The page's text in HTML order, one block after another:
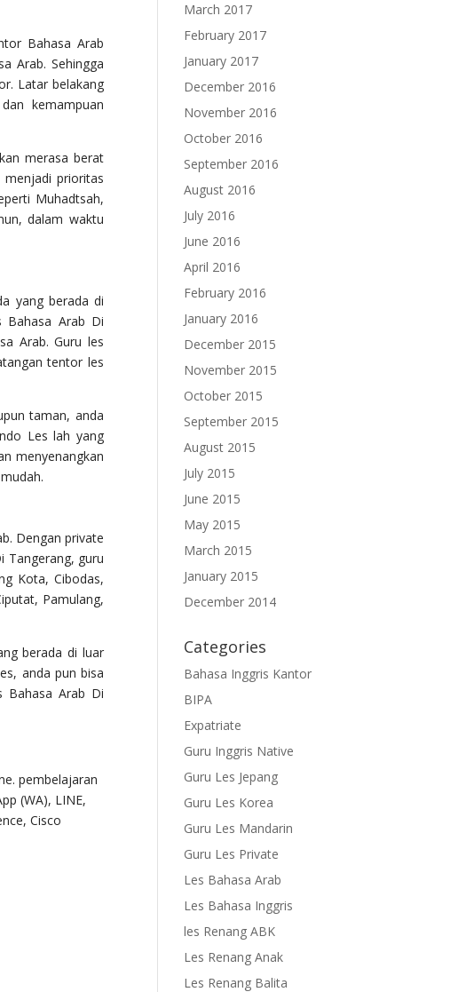
Bahasa Arab
Arab. Sehingga
Latar belakang
kemampuan
merasa berat
prioritas
Muhadtsah,
dalam waktu
yang berada di
Bahasa Arab Di
Arab. Guru les
tentor les
taman, anda
Les lah yang
menyenangkan
Dengan private
Tangerang, guru
Kota, Cibodas,
Pamulang,
berada di luar
anda pun bisa
Bahasa Arab Di
pembelajaran
(WA), LINE,
Cisco
March 2017
February 2017
January 2017
December 2016
November 2016
October 2016
September 2016
August 2016
July 2016
June 2016
April 2016
February 2016
January 2016
December 2015
November 2015
October 2015
September 2015
August 2015
July 2015
June 2015
May 2015
March 2015
January 2015
December 2014
Categories
Bahasa Inggris Kantor
BIPA
Expatriate
Guru Inggris Native
Guru Les Jepang
Guru Les Korea
Guru Les Mandarin
Guru Les Private
Les Bahasa Arab
Les Bahasa Inggris
les Renang ABK
Les Renang Anak
Les Renang Balita